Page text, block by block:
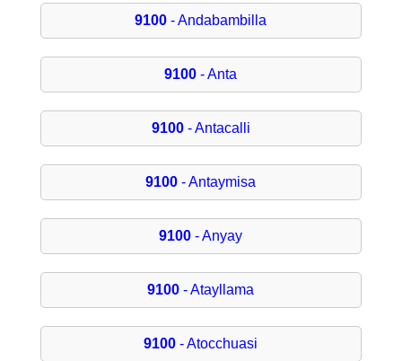
9100 - Andabambilla
9100 - Anta
9100- Antacalli
9100 - Antaymisa
9100 - Anyay
9100 - Atayllama
9100 - Atocchuasi